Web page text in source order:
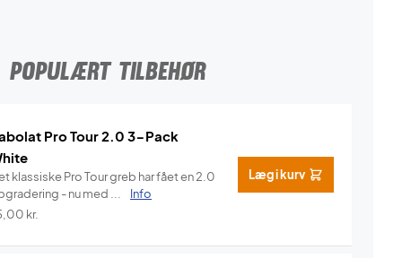
POPULÆRT TILBEHØR
Pro Tour 2.0 3-Pack
klassiske Pro Tour greb har fået en 2.0
- nu med ...
Info
kr.
Læg i kurv